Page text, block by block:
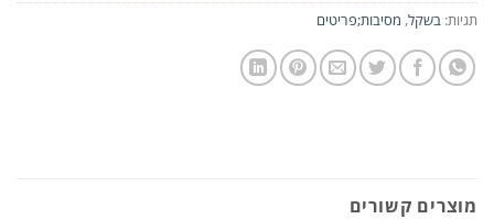
תגיות: בשקל, מסיבות;פריטים
מוצרים קשורים